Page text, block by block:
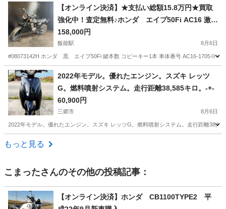
埼玉 飯能市 飯能駅 その他
【オンライン決済】★支払い総額15.8万円★買取
強化中！査定無料♪ホンダ エイプ50Fi AC16 激安
50MT入荷しました♪相場の高いインジェクショ
ン！
158,000円
飯能駅 8月6日
#08073142H ホンダ 黒 エイプ50Fi 鍵本数 コピーキー1本 車体番号 AC16-1705※※※
埼玉 飯能市 飯能駅 ホンダ エイプ
2022年モデル。優れたエンジン。スズキ レッツ
G。燃料噴射システム。走行距離38,585キロ。-+-
60,900円
三郷市 8月6日
2022年モデル。優れたエンジン。スズキ レッツG。燃料噴射システム。走行距離
埼玉 三郷市
もっと見る
こまったさんのその他の投稿記事：
【オンライン決済】ホンダ CB1100TYPE2 平